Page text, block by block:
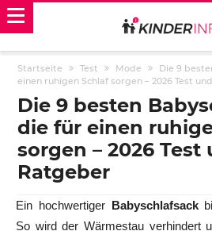
Startseite Test Mode
Die 9
einen ruhigen Schlaf sorgen – 2026 Test
Die 9 besten
die für einen
sorgen – 2026 Test
Ratgeber
Ein hochwertiger Babyschlafsack
So wird der Wärmestau verhindert